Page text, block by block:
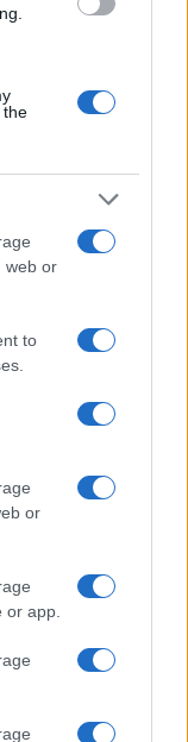
the
web or
to
or
app.
— REA 2729933
di strumenti digitali e